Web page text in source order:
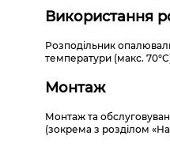
Використання
Розподільник
температури (макс.
Монтаж
Монтаж та
(зокрема з розділом